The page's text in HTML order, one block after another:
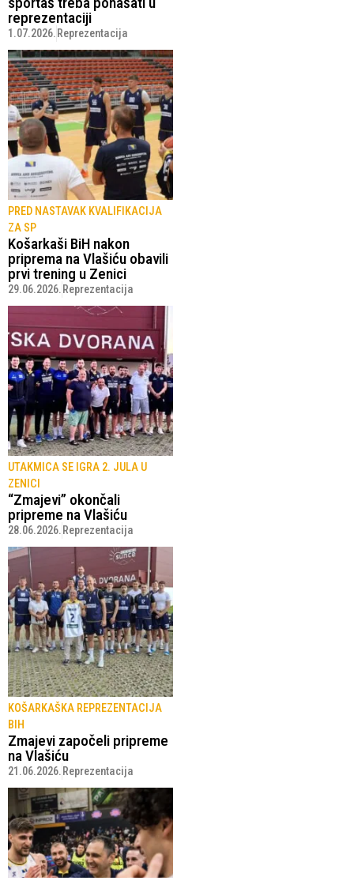
reprezentaciji
1.07.2026. Reprezentacija
PRED NASTAVAK KVALIFIKACIJA
ZA SP
Košarkaši BiH nakon
priprema na Vlašiću obavili
prvi trening u Zenici
29.06.2026. Reprezentacija
UTAKMICA SE IGRA 2. JULA U
ZENICI
“Zmajevi” okončali
pripreme na Vlašiću
28.06.2026. Reprezentacija
KOŠARKAŠKA REPREZENTACIJA
BIH
Zmajevi započeli pripreme
na Vlašiću
21.06.2026. Reprezentacija